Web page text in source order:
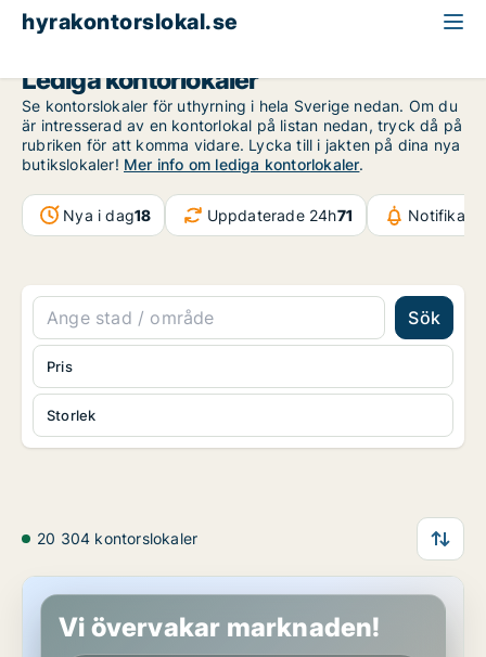
hyrakontorslokal.se
Lediga kontorlokaler
Se kontorslokaler för uthyrning i hela Sverige nedan. Om du
är intresserad av en kontorlokal på listan nedan, tryck då på
rubriken för att komma vidare. Lycka till i jakten på dina nya
butikslokaler! Mer info om lediga kontorlokaler.
Nya i dag18 Uppdaterade 24h71
Sök
Storlek
Pris
20 304 kontorslokaler
Kontor i Göteborg
Vi övervakar marknaden!